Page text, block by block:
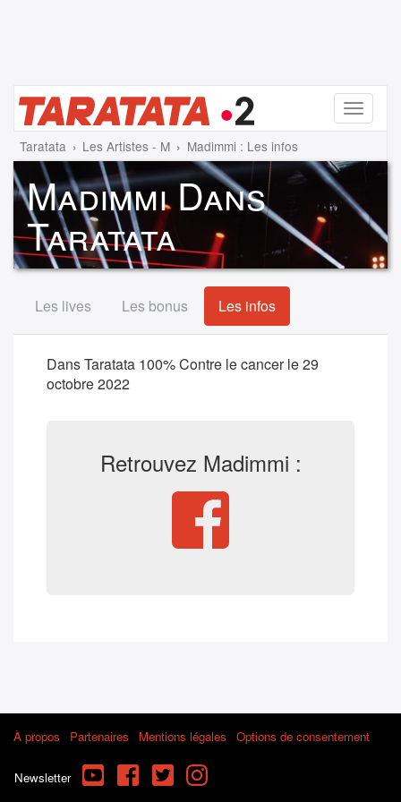
Menu
Taratata Les Artistes - M Madimmi : Les infos
Madimmi Dans
Taratata
Les lives Les bonus Les infos
Dans Taratata 100% Contre le cancer le 29
octobre 2022
Retrouvez Madimmi :
À propos Partenaires Mentions légales Options de consentement
Newsletter YouTube FacebookTwitterInstagram